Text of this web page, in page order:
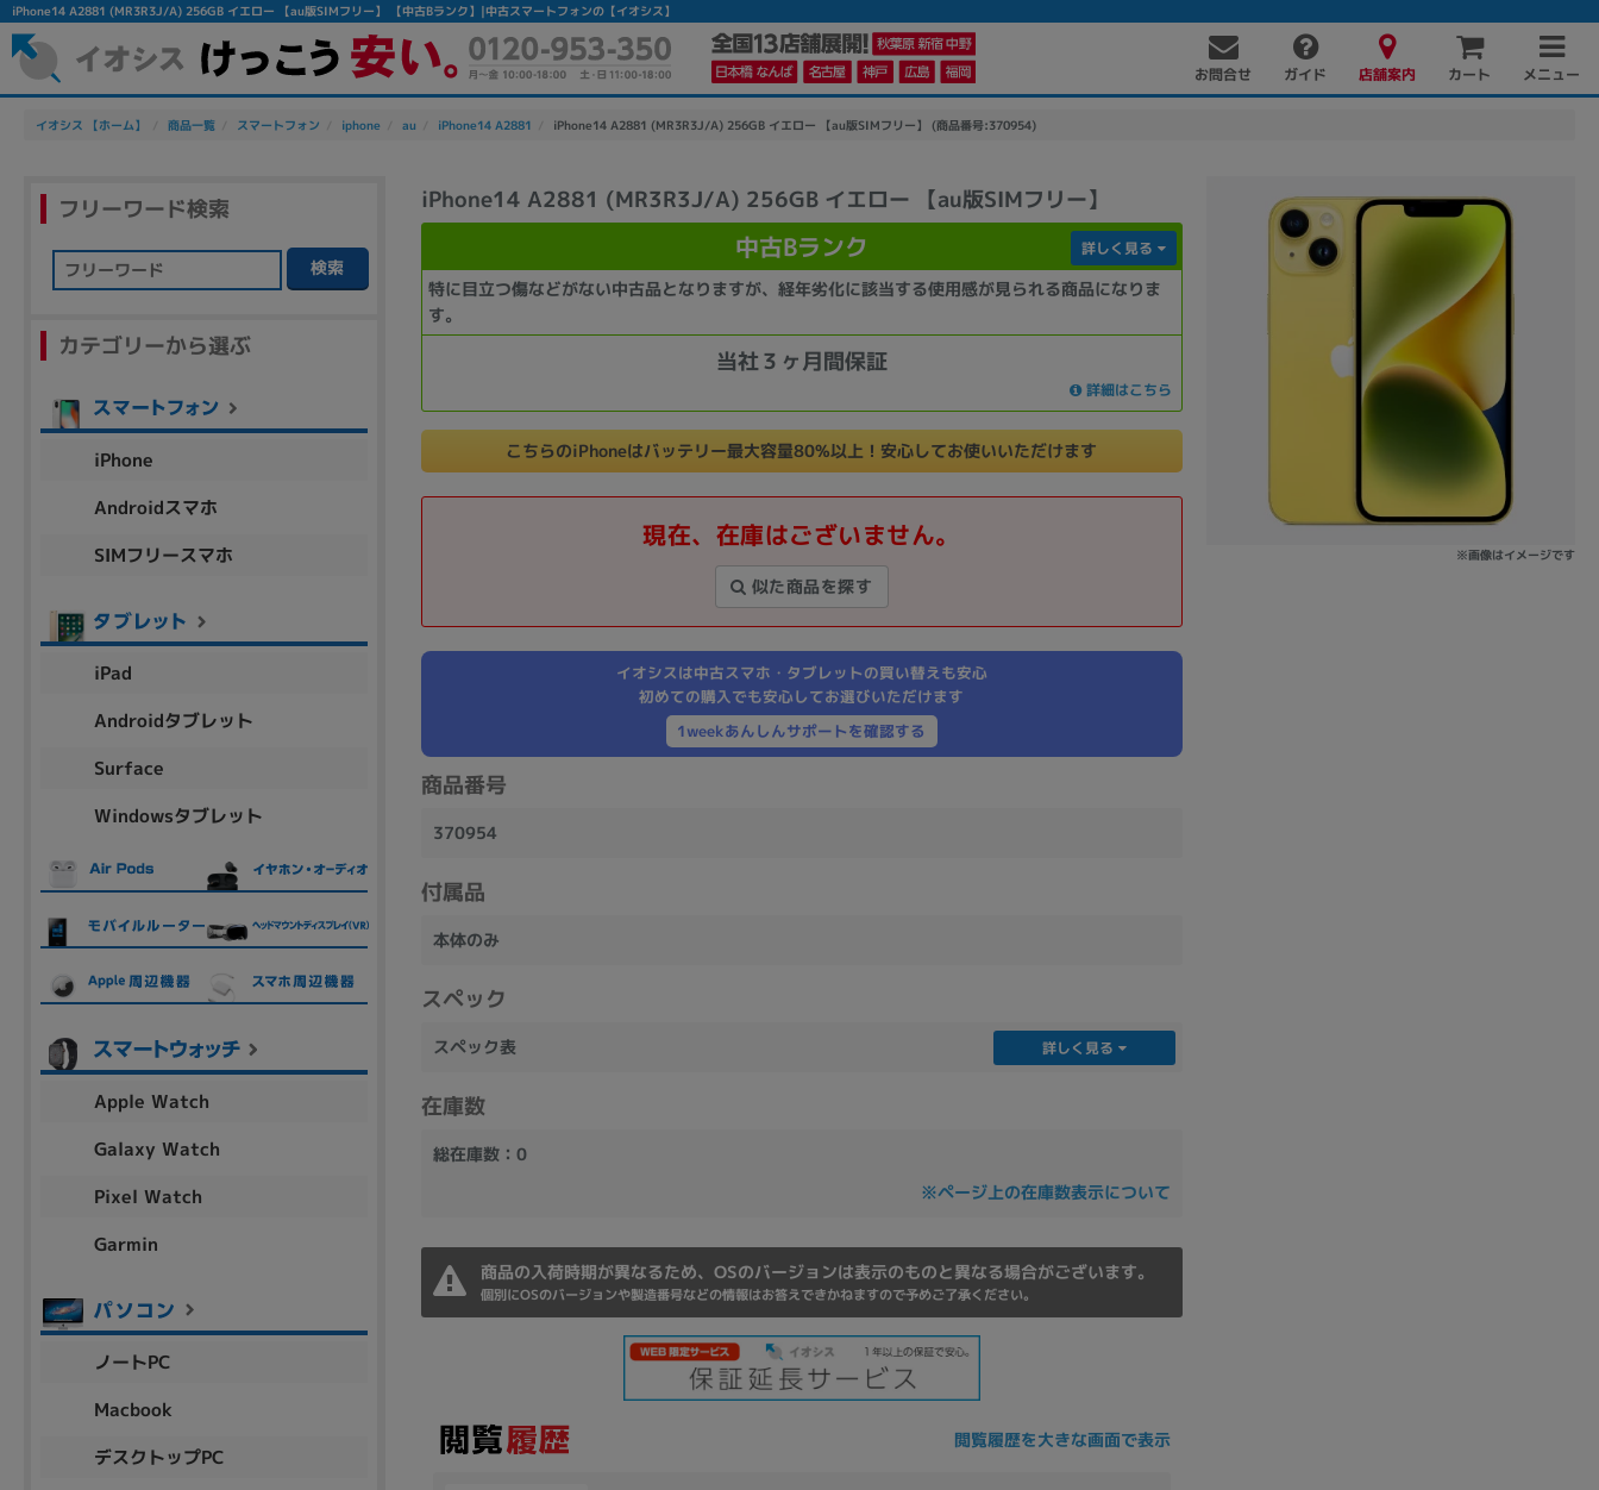
iPhone14 A2881 (MR3R3J/A) 256GB イエロー 【au版SIMフリー】 【中古Bランク】|中古スマートフォンの【イオシス】
お問合せ ガイド 店舗案内 カート メニュー
イオシス 【ホーム】 商品一覧 スマートフォン iphone au iPhone14 A2881 iPhone14 A2881 (MR3R3J/A) 256GB イエロー 【au版SIMフリー】 (商品番号:370954)
iPhone14 A2881 (MR3R3J/A) 256GB イエロー 【au版SIMフリー】
※画像はイメージです
中古Bランク
特に目立つ傷などがない中古品となりますが、経年劣化に該当する使用感が見られる商品になりま
す。
詳しく見る
当社３ヶ月間保証
詳細はこちら
こちらのiPhoneはバッテリー最大容量80%以上！安心してお使いいただけます
現在、在庫はございません。
似た商品を探す
イオシスは中古スマホ・タブレットの買い替えも安心
初めての購入でも安心してお選びいただけます
1weekあんしんサポートを確認する
商品番号
370954
付属品
本体のみ
スペック
スペック表 詳しく見る
在庫数
総在庫数：0
※ページ上の在庫数表示について
商品の入荷時期が異なるため、OSのバージョンは表示のものと異なる場合がございます。
個別にOSのバージョンや製造番号などの情報はお答えできかねますので予めご了承ください。
閲覧履歴を大きな画面で表示
フリーワード検索
検索
カテゴリーから選ぶ
iPhone
Androidスマホ
SIMフリースマホ
iPad
Androidタブレット
Surface
Windowsタブレット
Apple Watch
Galaxy Watch
Pixel Watch
Garmin
ノートPC
Macbook
デスクトップPC
かんたんパソコン検索に切り替える
除外ワード
人気の検索ワード：Let's note EliteBook
カテゴリー
ノートPC デスクPC ソフト
商品シリーズ名・ブランド名の絞り込み。
aspire Inspiron
メーカー
Apple SONY
Asus HP
商品の搭載機能による絞り込み
Webカメラ内蔵
ドライブ
ランク
商品状態の絞り込み
新品/未使用 中古 新品 Aランク Bランク Ryzen 7
MacOS ChromeOS その他
~
容量
~
モニタサイズ
~